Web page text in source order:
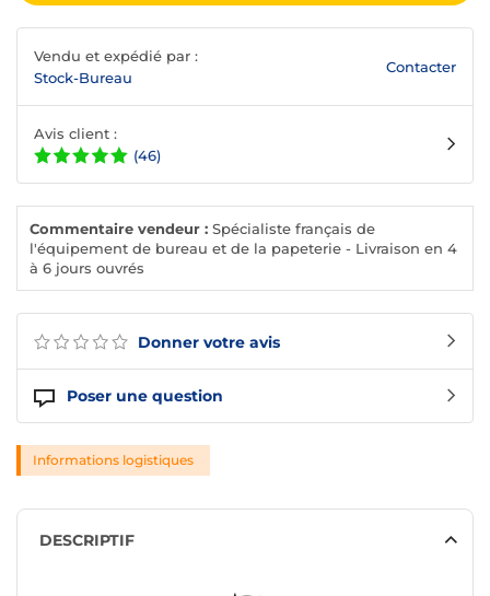
Donner votre avis
Poser une question
Vendu et expédié par :
Stock-Bureau
Contacter
Avis client :
(46)
Commentaire vendeur : Spécialiste français de
l'équipement de bureau et de la papeterie - Livraison en 4
à 6 jours ouvrés
Informations logistiques
DESCRIPTIF